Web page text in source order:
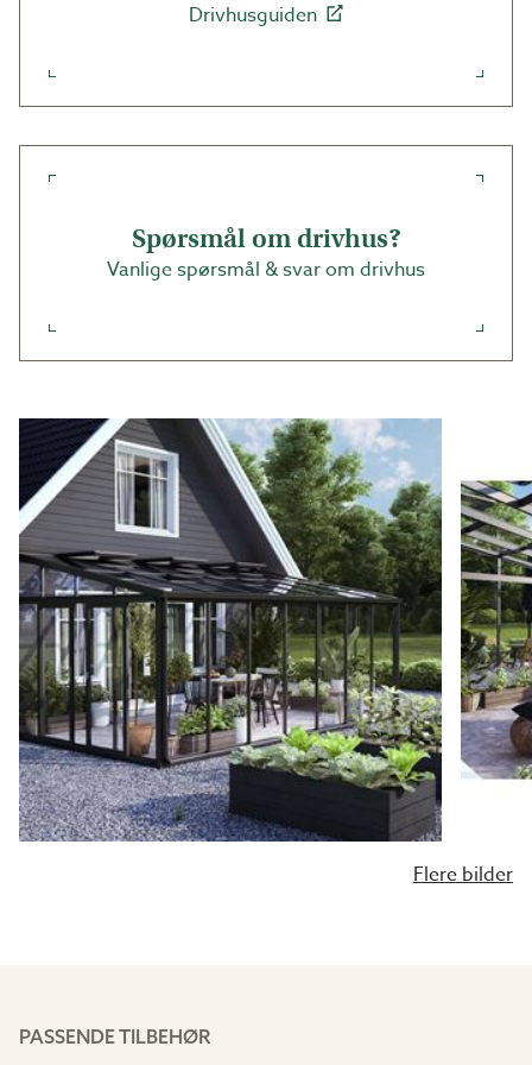
Drivhusguiden
Spørsmål om drivhus?
Vanlige spørsmål & svar om drivhus
Flere bilder
PASSENDE TILBEHØR